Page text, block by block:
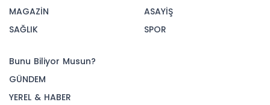
MAGAZİN
SAĞLIK
ASAYİŞ
SPOR
Bunu Biliyor Musun?
GÜNDEM
YEREL & HABER